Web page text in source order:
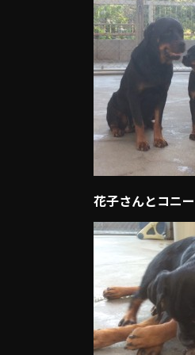
花子さんとコニ